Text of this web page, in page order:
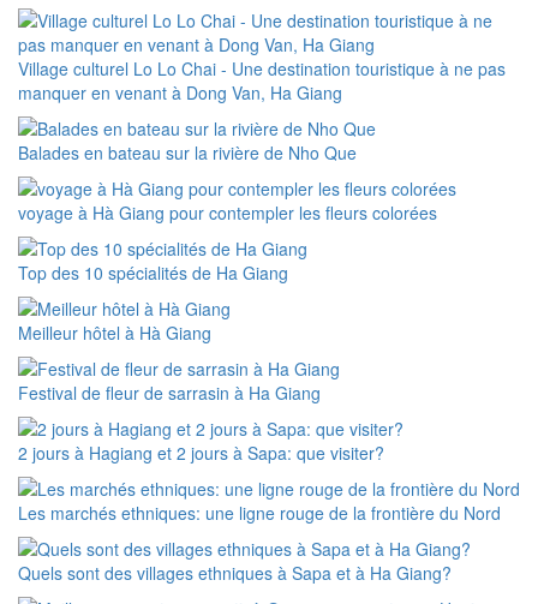
Village culturel Lo Lo Chai - Une destination touristique à ne pas
manquer en venant à Dong Van, Ha Giang
Balades en bateau sur la rivière de Nho Que
voyage à Hà Giang pour contempler les fleurs colorées
Top des 10 spécialités de Ha Giang
Meilleur hôtel à Hà Giang
Festival de fleur de sarrasin à Ha Giang
2 jours à Hagiang et 2 jours à Sapa: que visiter?
Les marchés ethniques: une ligne rouge de la frontière du Nord
Quels sont des villages ethniques à Sapa et à Ha Giang?